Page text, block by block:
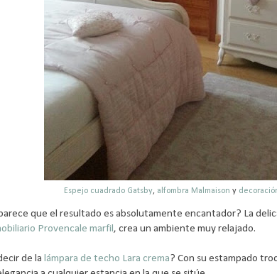
Espejo cuadrado Gatsby, alfombra Malmaison y
que el resultado es absolutamente encantador? La
Provencale marfil , crea un ambiente muy relajado.
de la lámpara de techo Lara crema? Con su estampado